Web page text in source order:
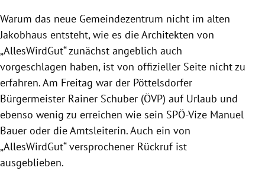
Warum das neue Gemeindezentrum nicht im alten
Jakobhaus entsteht, wie es die Architekten von
„AllesWirdGut“ zunächst angeblich auch
vorgeschlagen haben, ist von offizieller Seite nicht zu
erfahren. Am Freitag war der Pöttelsdorfer
Bürgermeister Rainer Schuber (ÖVP) auf Urlaub und
ebenso wenig zu erreichen wie sein SPÖ-Vize Manuel
Bauer oder die Amtsleiterin. Auch ein von
„AllesWirdGut“ versprochener Rückruf ist
ausgeblieben.